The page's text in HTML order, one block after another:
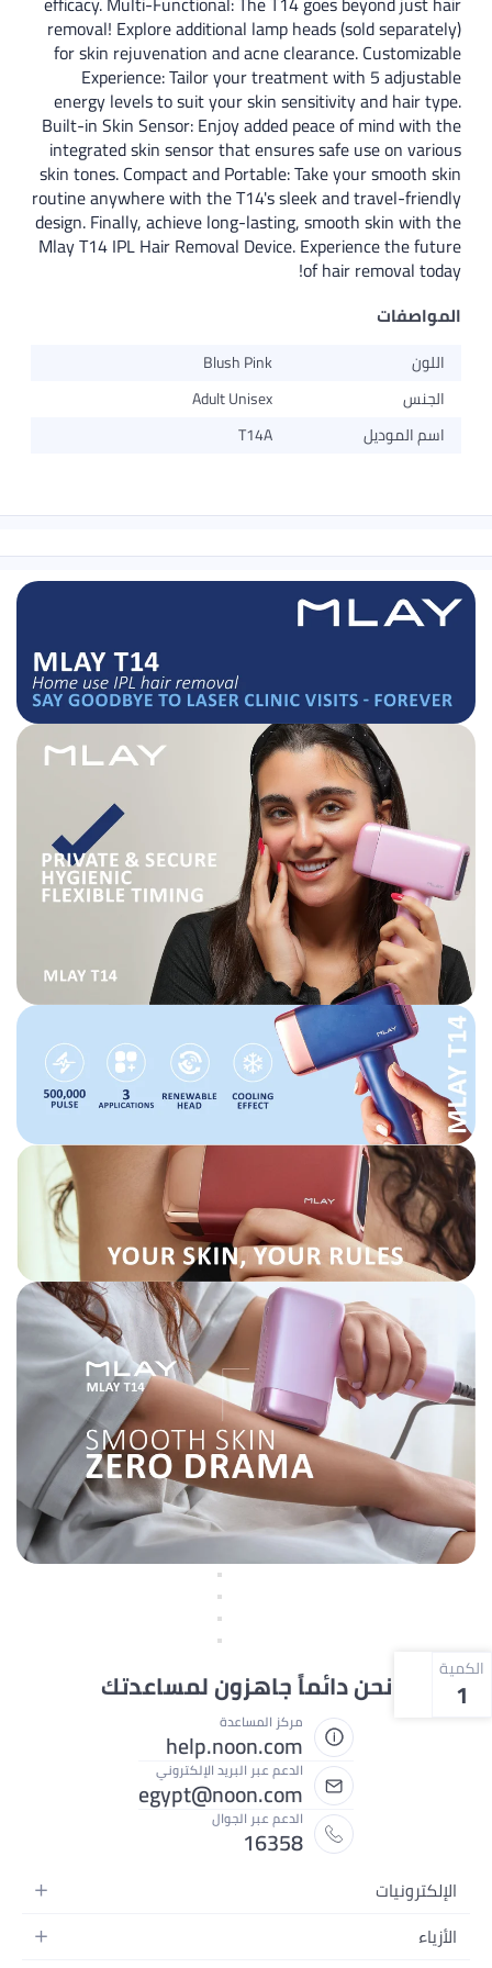
removal! Explore additional lamp heads (sold separately)
for skin rejuvenation and acne clearance. Customizable
Experience: Tailor your treatment with 5 adjustable
energy levels to suit your skin sensitivity and hair type.
Built-in Skin Sensor: Enjoy added peace of mind with the
integrated skin sensor that ensures safe use on various
skin tones. Compact and Portable: Take your smooth skin
routine anywhere with the T14's sleek and travel-friendly
design. Finally, achieve long-lasting, smooth skin with the
Mlay T14 IPL Hair Removal Device. Experience the future
of hair removal today!
المواصفات
اللون
Blush Pink
الجنس
Adult Unisex
اسم الموديل
T14A
الكمية
1 نحن دائماً جاهزون لمساعدتك
مركز المساعدة
help.noon.com
الدعم عبر البريد الإلكتروني
egypt@noon.com
الدعم عبر الجوال
16358
الإلكترونيات
الهواتف المتحركة
الأزياء